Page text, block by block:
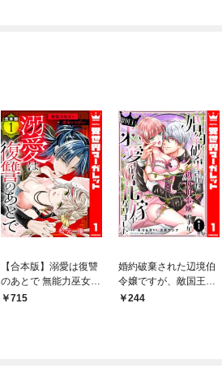
【合本版】溺愛は復讐
のあとで 無能力巫女と
運命のつがい 1
715
婚約破棄された辺境伯
令嬢ですが、敵国王に
求愛されて花嫁になり
244